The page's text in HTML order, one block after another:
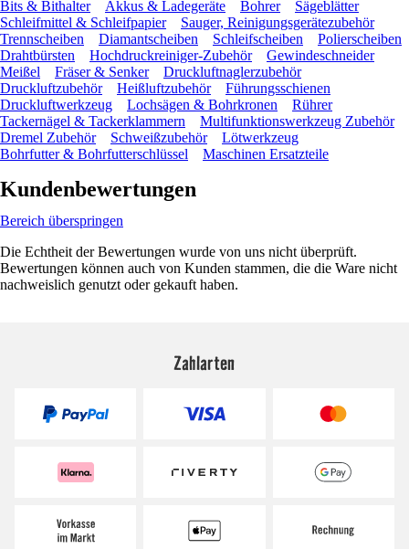
Bits & Bithalter Akkus & Ladegeräte Bohrer
Sägeblätter
Schleifmittel & Schleifpapier
Sauger, Reinigungsgerätezubehör
Trennscheiben
Diamantscheiben Schleifscheiben
Polierscheiben
Drahtbürsten
Hochdruckreiniger-Zubehör
Gewindeschneider
Meißel
Fräser & Senker
Druckluftnaglerzubehör
Druckluftzubehör
Heißluftzubehör
Führungsschienen
Druckluftwerkzeug
Lochsägen & Bohrkronen
Rührer
Tackernägel & Tackerklammern
Multifunktionswerkzeug Zubehör
Dremel Zubehör
Schweißzubehör
Lötwerkzeug
Bohrfutter & Bohrfutterschlüssel
Maschinen Ersatzteile
Kundenbewertungen
Bereich überspringen
Die Echtheit der Bewertungen wurde von uns nicht überprüft.
Bewertungen können auch von Kunden stammen, die die Ware nicht
nachweislich genutzt oder gekauft haben.
Zahlarten